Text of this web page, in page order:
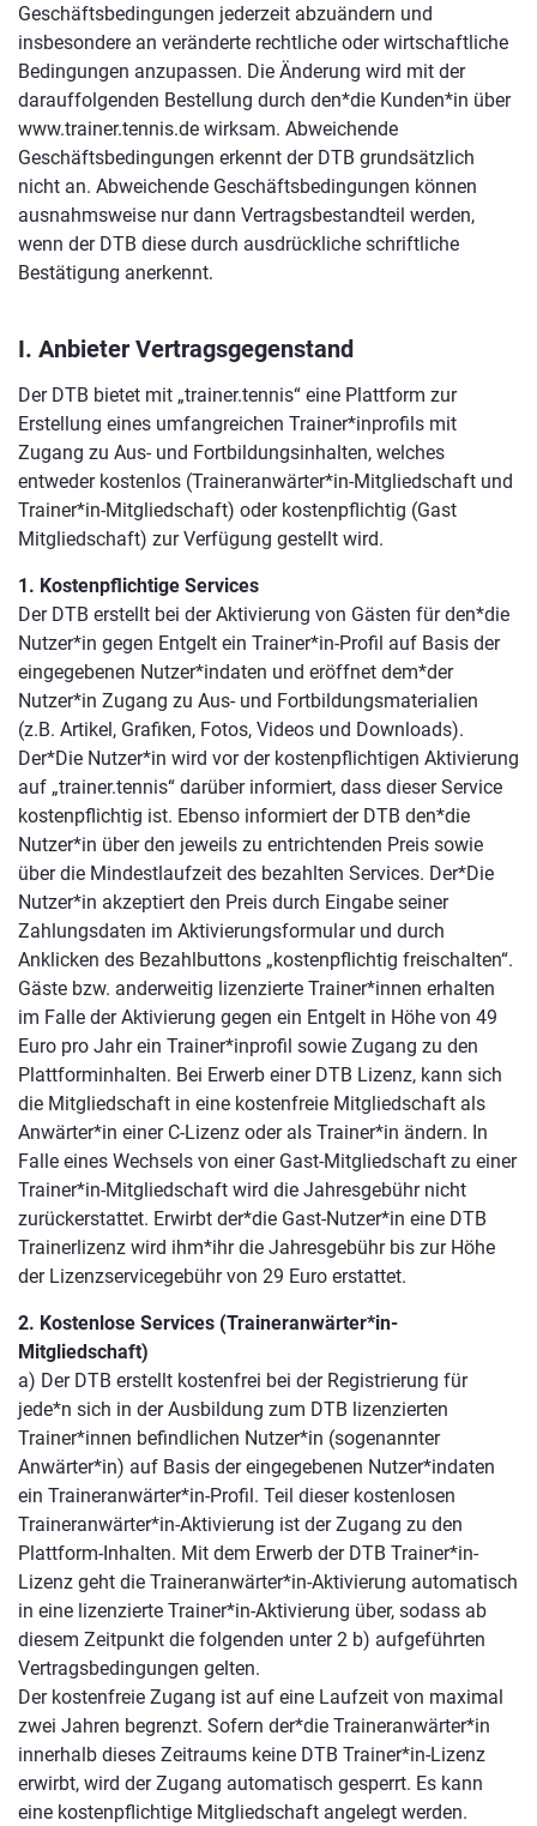
Geschäftsbedingungen jederzeit abzuändern und
insbesondere an veränderte rechtliche oder wirtschaftliche
Bedingungen anzupassen. Die Änderung wird mit der
darauffolgenden Bestellung durch den*die Kunden*in über
www.trainer.tennis.de wirksam. Abweichende
Geschäftsbedingungen erkennt der DTB grundsätzlich
nicht an. Abweichende Geschäftsbedingungen können
ausnahmsweise nur dann Vertragsbestandteil werden,
wenn der DTB diese durch ausdrückliche schriftliche
Bestätigung anerkennt.
I. Anbieter Vertragsgegenstand
Der DTB bietet mit „trainer.tennis“ eine Plattform zur
Erstellung eines umfangreichen Trainer*inprofils mit
Zugang zu Aus- und Fortbildungsinhalten, welches
entweder kostenlos (Traineranwärter*in-Mitgliedschaft und
Trainer*in-Mitgliedschaft) oder kostenpflichtig (Gast
Mitgliedschaft) zur Verfügung gestellt wird.
1. Kostenpflichtige Services
Der DTB erstellt bei der Aktivierung von Gästen für den*die
Nutzer*in gegen Entgelt ein Trainer*in-Profil auf Basis der
eingegebenen Nutzer*indaten und eröffnet dem*der
Nutzer*in Zugang zu Aus- und Fortbildungsmaterialien
(z.B. Artikel, Grafiken, Fotos, Videos und Downloads).
Der*Die Nutzer*in wird vor der kostenpflichtigen Aktivierung
auf „trainer.tennis“ darüber informiert, dass dieser Service
kostenpflichtig ist. Ebenso informiert der DTB den*die
Nutzer*in über den jeweils zu entrichtenden Preis sowie
über die Mindestlaufzeit des bezahlten Services. Der*Die
Nutzer*in akzeptiert den Preis durch Eingabe seiner
Zahlungsdaten im Aktivierungsformular und durch
Anklicken des Bezahlbuttons „kostenpflichtig freischalten“.
Gäste bzw. anderweitig lizenzierte Trainer*innen erhalten
im Falle der Aktivierung gegen ein Entgelt in Höhe von 49
Euro pro Jahr ein Trainer*inprofil sowie Zugang zu den
Plattforminhalten. Bei Erwerb einer DTB Lizenz, kann sich
die Mitgliedschaft in eine kostenfreie Mitgliedschaft als
Anwärter*in einer C-Lizenz oder als Trainer*in ändern. In
Falle eines Wechsels von einer Gast-Mitgliedschaft zu einer
Trainer*in-Mitgliedschaft wird die Jahresgebühr nicht
zurückerstattet. Erwirbt der*die Gast-Nutzer*in eine DTB
Trainerlizenz wird ihm*ihr die Jahresgebühr bis zur Höhe
der Lizenzservicegebühr von 29 Euro erstattet.
2. Kostenlose Services (Traineranwärter*in-
Mitgliedschaft)
a) Der DTB erstellt kostenfrei bei der Registrierung für
jede*n sich in der Ausbildung zum DTB lizenzierten
Trainer*innen befindlichen Nutzer*in (sogenannter
Anwärter*in) auf Basis der eingegebenen Nutzer*indaten
ein Traineranwärter*in-Profil. Teil dieser kostenlosen
Traineranwärter*in-Aktivierung ist der Zugang zu den
Plattform-Inhalten. Mit dem Erwerb der DTB Trainer*in-
Lizenz geht die Traineranwärter*in-Aktivierung automatisch
in eine lizenzierte Trainer*in-Aktivierung über, sodass ab
diesem Zeitpunkt die folgenden unter 2 b) aufgeführten
Vertragsbedingungen gelten.
Der kostenfreie Zugang ist auf eine Laufzeit von maximal
zwei Jahren begrenzt. Sofern der*die Traineranwärter*in
innerhalb dieses Zeitraums keine DTB Trainer*in-Lizenz
erwirbt, wird der Zugang automatisch gesperrt. Es kann
eine kostenpflichtige Mitgliedschaft angelegt werden.